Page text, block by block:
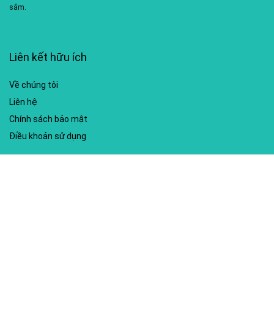
sắm.
Liên kết hữu ích
Về chúng tôi
Liên hệ
Chính sách bảo mật
Điều khoản sử dụng